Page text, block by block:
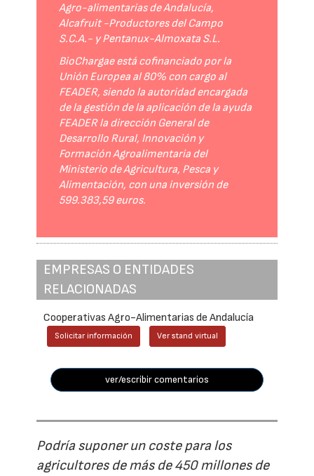
Agro-alimentarias de Andalucía,
Alcafruit -Productores del Campo
S.C.A.- y Pentanux-Almoxata S.L.
BioChargae está cofinanciado por la
Unión Europea al 80% con cargo al
FEADER, siendo la autoridad encargada
de la gestión de la aplicación de la ayuda
FEADER la dirección General de
Desarrollo Rural, Innovación y
Formación Agroalimentaria del
Ministerio de Agricultura, Pesca y
Alimentación, con una inversión de
599.383,59 euros.
EMPRESAS O ENTIDADES
RELACIONADAS
Cooperativas Agro-Alimentarias de Andalucía
Solicitar información Ver stand virtual
ver/escribir comentarios
Podría suponer un coste para los
agricultores de más de 450 millones de